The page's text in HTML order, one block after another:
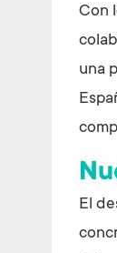
Con
una
El